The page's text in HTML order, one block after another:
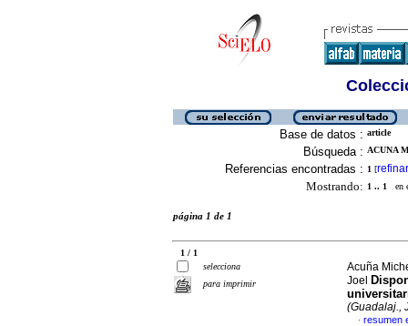
Base de datos : article
Búsqueda : ACUNA
Referencias encontradas : 1 [refinar
Mostrando: 1 .. 1 en
página 1 de 1
1 / 1
selecciona
para imprimir
Acuña
Joel
(Guadalaj.,
· resumen